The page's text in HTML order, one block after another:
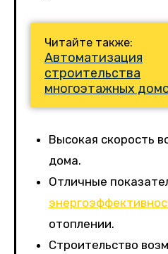
Читайте также:
Автоматизация
строительства
многоэтажных
Высокая скорость
дома.
Отличные
отоплении.
Строительство